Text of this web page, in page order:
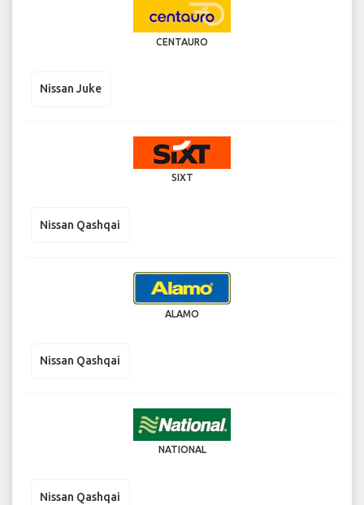
CENTAURO
Nissan Juke
SIXT
Nissan Qashqai
ALAMO
Nissan Qashqai
NATIONAL
Nissan Qashqai